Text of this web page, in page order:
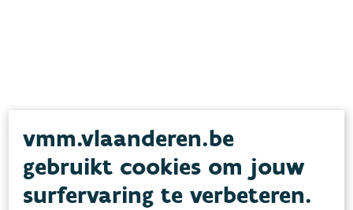
Heb je vragen?
vmm.vlaanderen.be
gebruikt cookies om jouw
surfervaring te verbeteren.